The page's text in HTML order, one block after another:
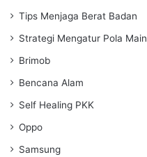
Tips Menjaga Berat Badan
Strategi Mengatur Pola Main
Brimob
Bencana Alam
Self Healing PKK
Oppo
Samsung